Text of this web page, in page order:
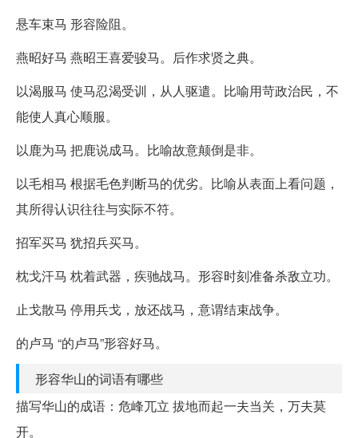
悬车束马 形容险阻。
燕昭好马 燕昭王喜爱骏马。后作求贤之典。
以渴服马 使马忍渴受训，从人驱遣。比喻用苛政治民，不
能使人真心顺服。
以鹿为马 把鹿说成马。比喻故意颠倒是非。
以毛相马 根据毛色判断马的优劣。比喻从表面上看问题，
其所得认识往往与实际不符。
招军买马 犹招兵买马。
枕戈汗马 枕着武器，疾驰战马。形容时刻准备杀敌立功。
止戈散马 停用兵戈，放还战马，意谓结束战争。
的卢马 “的卢马”形容好马。
形容华山的词语有哪些
描写华山的成语：危峰兀立 拔地而起一夫当关，万夫莫
开。